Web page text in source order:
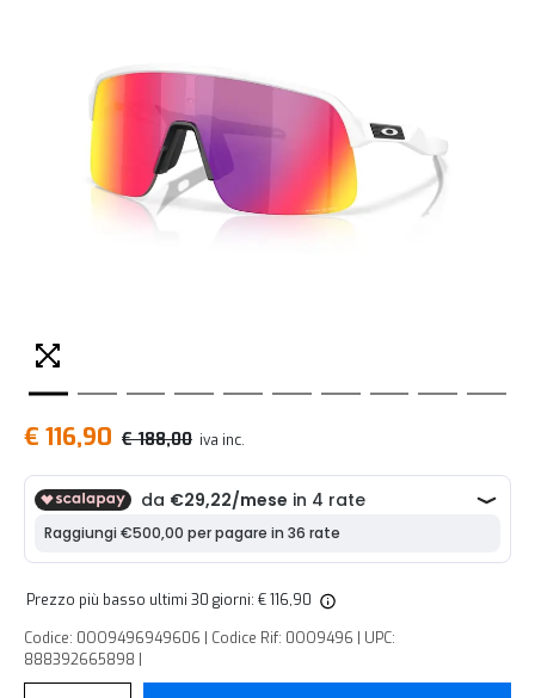
€ 116,90 € 188,00 iva inc.
Prezzo più basso ultimi 30 giorni: € 116,90
Codice: 0OO9496949606 | Codice Rif: 0OO9496 | UPC:
888392665898 |